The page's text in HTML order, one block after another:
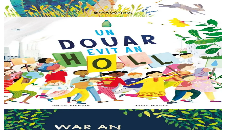
Er stok13,00 €
Bannoù-heol
Un douar evit an holl
Bras-divent eo hor planedenn ha kaer-meurbet ivez, met ezhomm he
deus ouzhin hag ouzhit. Reiñ da gompren gwelloc’h efedoù Mab-
den war hor planedenn a ra al levr kaer-mañ....
Er stok13,00 €
3 bloaz hag ouzhpenn
Bannoù-heol